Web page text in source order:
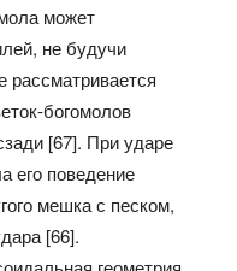
может
не будучи
рассматривается
богомолов
[67]. При ударе
его поведение
мешка с песком,
[66].